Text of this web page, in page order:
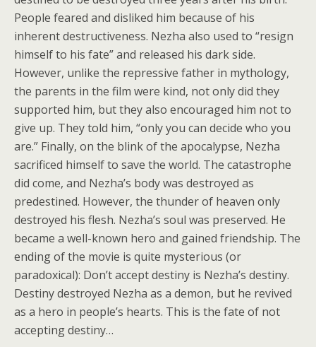
People feared and disliked him because of his
inherent destructiveness. Nezha also used to “resign
himself to his fate” and released his dark side.
However, unlike the repressive father in mythology,
the parents in the film were kind, not only did they
supported him, but they also encouraged him not to
give up. They told him, “only you can decide who you
are.” Finally, on the blink of the apocalypse, Nezha
sacrificed himself to save the world. The catastrophe
did come, and Nezha’s body was destroyed as
predestined. However, the thunder of heaven only
destroyed his flesh. Nezha’s soul was preserved. He
became a well-known hero and gained friendship. The
ending of the movie is quite mysterious (or
paradoxical): Don’t accept destiny is Nezha’s destiny.
Destiny destroyed Nezha as a demon, but he revived
as a hero in people’s hearts. This is the fate of not
accepting destiny…